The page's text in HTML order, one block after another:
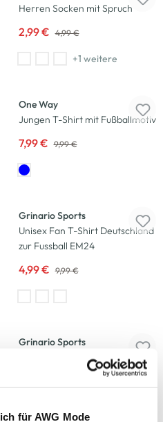
für AWG Mode
Herren Socken mit Spruch
2,99 € 4,99 €
+1 weitere
One Way
Jungen T-Shirt mit Fußballmotiv
7,99 € 9,99 €
Grinario Sports
Unisex Fan T-Shirt Deutschland
zur Fussball EM24
4,99 € 9,99 €
Grinario Sports
Unisex Fan T-Shirt mit
Länderfahne zu Fussball EM24